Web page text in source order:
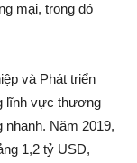
mại, trong đó
và Phát triển
lĩnh vực thương
Năm 2019,
1,2 tỷ USD,